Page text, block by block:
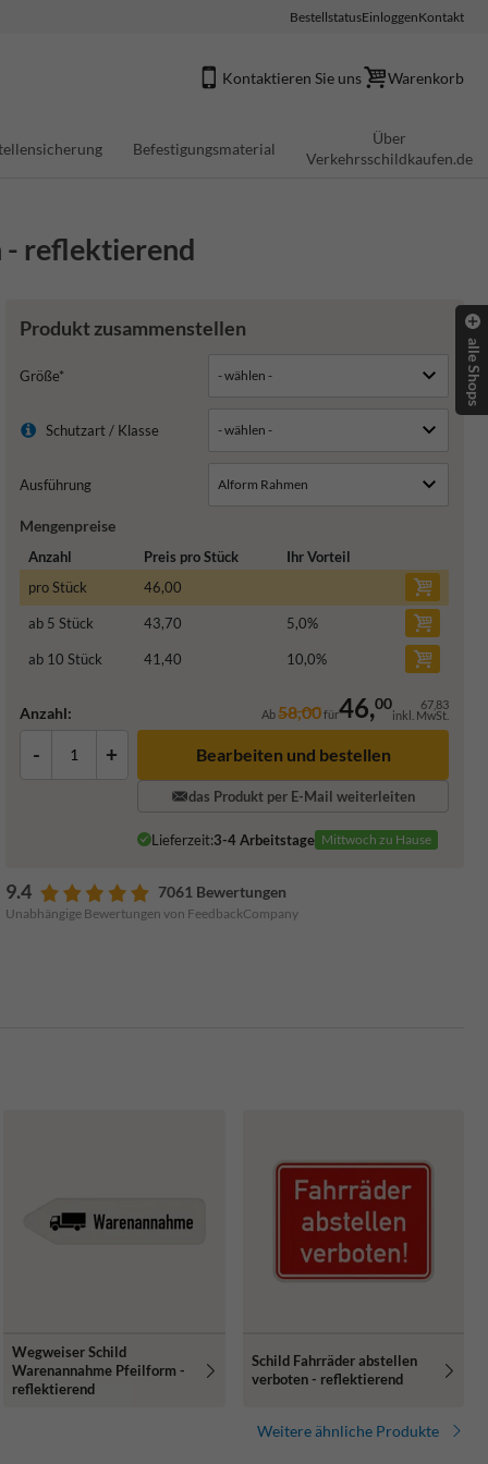
BestellstatusEinloggenKontakt
Kontaktieren Sie uns Warenkorb
Befestigungsmaterial
Über
Verkehrsschildkaufen.de
- reflektierend
Produkt zusammenstellen
Größe*
Schutzart / Klasse
Ausführung
Mengenpreise
Anzahl Preis pro Stück
Ihr Vorteil
pro Stück
46,00
ab 5 Stück 43,70 5,0%
ab 10 Stück 41,40 10,0%
Anzahl: Ab58,00für46,00 67,83
inkl. MwSt.
- +
das Produkt per E-Mail weiterleiten
Lieferzeit:3-4 Arbeitstage Mittwoch zu Hause
9.4 7061 Bewertungen
Unabhängige Bewertungen von FeedbackCompany
Wegweiser Schild
Warenannahme Pfeilform -
reflektierend
Schild Fahrräder abstellen
verboten - reflektierend
Weitere ähnliche Produkte
alle Shops